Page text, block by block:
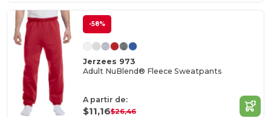
-58%
Jerzees 973
Adult NuBlend® Fleece Sweatpants
A partir de:
$11,16$26,46